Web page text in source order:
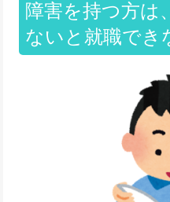
障害を持つ方は
ないと就職でき